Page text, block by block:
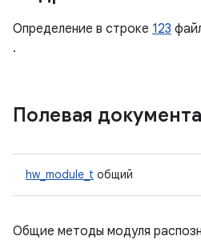
Определение в строке 123
.
Полевая
hw_module_t общий
Общие методы модуля